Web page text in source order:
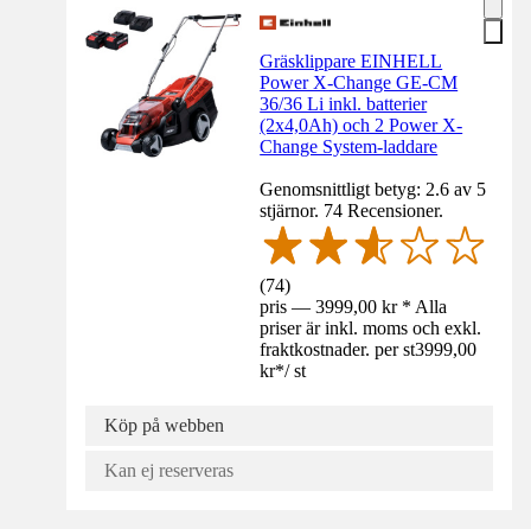
Gräsklippare EINHELL
Power X-Change GE-CM
36/36 Li inkl. batterier
(2x4,0Ah) och 2 Power X-
Change System-laddare
Genomsnittligt betyg: 2.6 av 5
stjärnor. 74 Recensioner.
(74)
pris — 3999,00 kr * Alla
priser är inkl. moms och exkl.
fraktkostnader. per st3999,00
kr*/ st
Köp på webben
Kan ej reserveras